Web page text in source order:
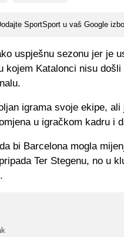
SportSport u vaš Google
uspješnu sezonu jer je
kojem Katalonci nisu
igrama svoje ekipe,
u igračkom kadru i
bi Barcelona mogla
Ter Stegenu, no u